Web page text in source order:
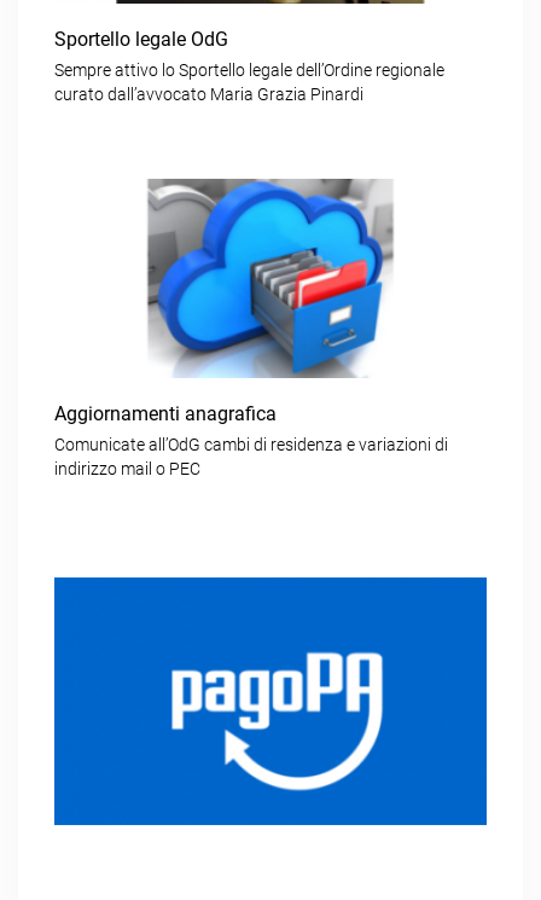
Sportello legale OdG
Sempre attivo lo Sportello legale dell’Ordine regionale
curato dall’avvocato Maria Grazia Pinardi
Aggiornamenti anagrafica
Comunicate all’OdG cambi di residenza e variazioni di
indirizzo mail o PEC